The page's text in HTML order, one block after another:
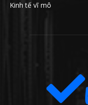
Kinh tế vĩ mô